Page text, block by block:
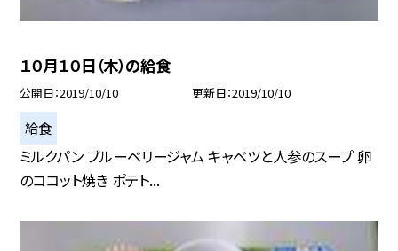
１０月１０日（木）の給食
公開日 2019/10/10 更新日 2019/10/10
給食
ミルクパン ブルーベリージャム キャベツと人参のスープ 卵
のココット焼き ポテト...